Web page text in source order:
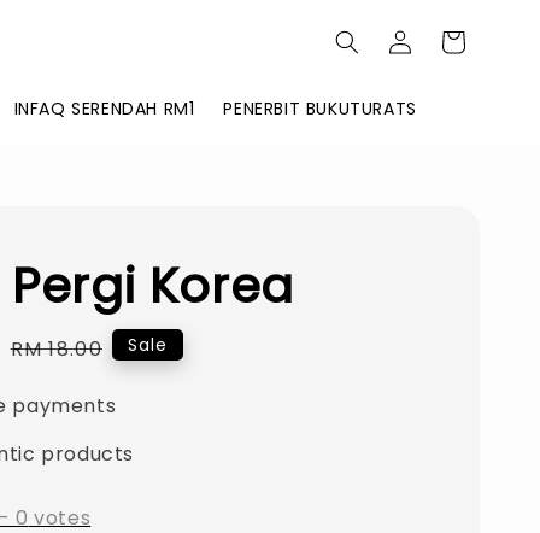
INFAQ SERENDAH RM1 PENERBIT BUKUTURATS
Korea
Regular
RM 18.00 Sale
payments
products
0 votes